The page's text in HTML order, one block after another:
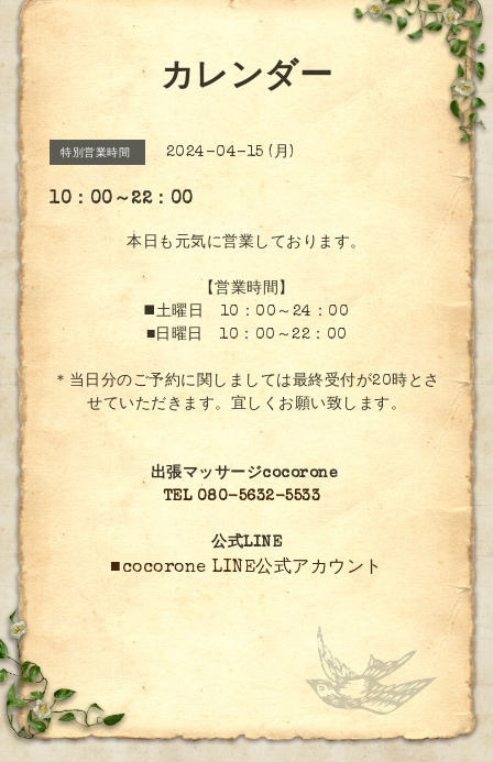
カレンダー
特別営業時間 2024-04-15 (月)
10：00～22：00
本日も元気に営業しております。
【営業時間】
◼️土曜日 10：00～24：00
■日曜日 10：00～22：00
＊当日分のご予約に関しましては最終受付が20時とさ
せていただきます。宜しくお願い致します。
出張マッサージcocorone
TEL 080-5632-5533
公式LINE
■cocorone LINE公式アカウント